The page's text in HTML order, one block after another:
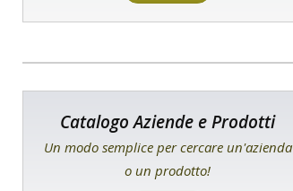
Catalogo Aziende e Prodotti
Un modo semplice per cercare un'azienda
o un prodotto!